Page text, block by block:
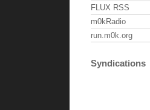
FLUX RSS
m0kRadio
run.m0k.org
Syndications